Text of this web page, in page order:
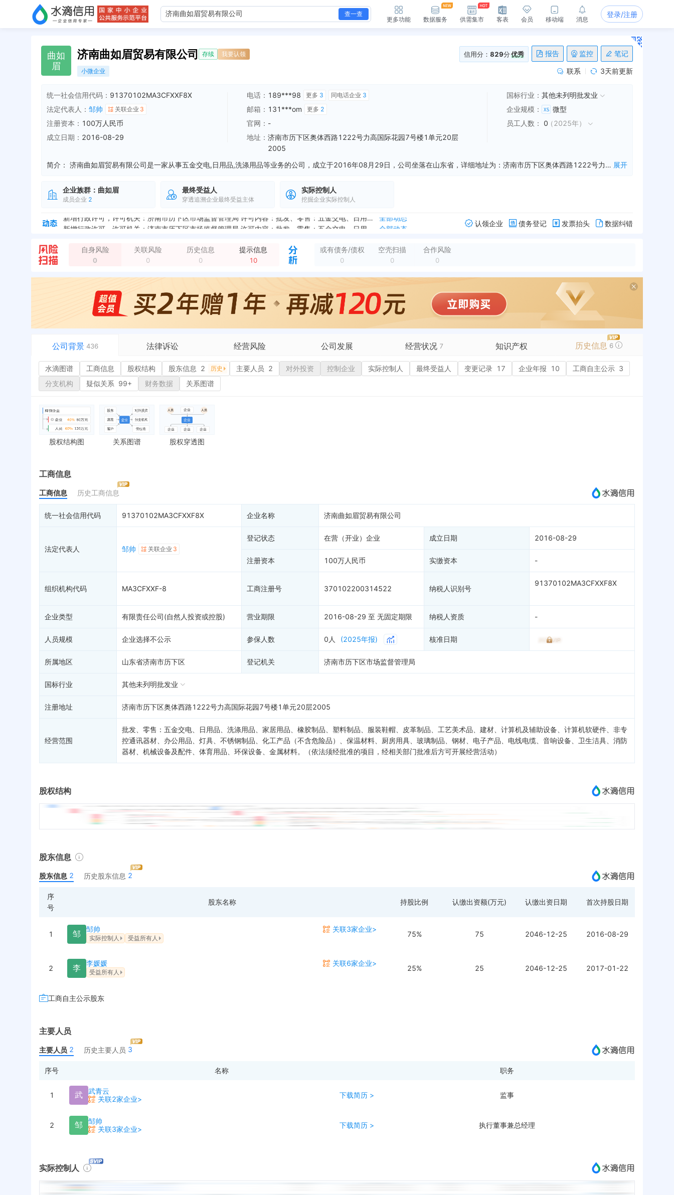
查一查
更多功能 数据服务 供需集市 客表 会员 移动端 消息
登录/注册
曲如
眉
济南曲如眉贸易有限公司 存续 我要认领 信用分： 829分优秀 报告 监控 笔记
小微企业 联系 3天前更新
统一社会信用代码： 91370102MA3CFXXF8X
法定代表人： 邹帅 关联企业 3
注册资本： 100万人民币
成立日期： 2016-08-29
电话： 189***98 更多 3 同电话企业 3
邮箱： 131***om 更多 2
官网： -
地址： 济南市历下区奥体西路1222号力高国际花园7号楼1单元20层
2005
国标行业： 其他未列明批发业
企业规模 ：
微型
员工人数 ： 0（2025年）
简介： 济南曲如眉贸易有限公司是一家从事五金交电,日用品,洗涤用品等业务的公司，成立于2016年08月29日，公司坐落在山东省，详细地址为：济南市历下区奥体西路1222号力高国际花园7号楼1单元20层2005;经国家企业信用信息公示系统查询得知，济南曲如眉贸易有限公司的信用代码/税号为91370102MA3CFXXF8X，法人是邹帅，注册资本为100.000000万，企业的经营范围为:批发、零售：五金交电、日用品、洗涤用品、家居用品、橡胶制品、塑料制品、服装鞋帽、皮革制品、工艺美术品、建材、计算机及辅助设备、计算机软硬件、非专控通讯器材、办公用品、灯具、不锈钢制品、化工产品（不含危险品）、保温材料、厨房用具、玻璃制品、钢材、电子产品、电线电缆、音响设备、卫生洁具、消防器材、机械设备及配件、体育用品、环保设备、金属材料。（依法须经批准的项目，经相关部门批准后方可开展经营活动） 展开
企业族群： 曲如眉
成员企业 2
最终受益人
穿透追溯企业最终受益主体
实际控制人
挖掘企业实际控制人
新增行政许可，许可机关：济南市历下区市场监督管理局 许可内容：批发、零售：五金交电、日用品、洗涤用品、家居用品、橡胶制品、塑料制品、服装鞋帽、皮革制品、工...
全部动态
企业地址变更，新增年报地址：济南市历下区奥体西路1222号力高国际花园7号楼1单元20层2005
全部动态
全部动态
认领企业 债务登记 发票抬头 数据纠错
自身风险
0
关联风险
0
历史信息
0
提示信息
10
或有债务/债权
0
空壳扫描
0
合作风险
0
公司背景 436 法律诉讼 经营风险 公司发展 经营状况 7 知识产权 历史信息 6
水滴图谱
工商信息
股东信息
历史
主要人员 2
对外投资
控制企业
最终受益人
企业年报
10
工商自主公示 3
财务数据
司法案件
立案信息
法院公告
裁判文书
送达公告
被执行人
终本案件
询价评估
司法协助
或有债务债权
注销备案
融资历史
招投标
信用评价
进出口信用
地块公示
客户
商标信息
成为vip查看
水滴图谱 工商信息 股权结构 股东信息 2 历史 主要人员 2 对外投资 控制企业 实际控制人 最终受益人 变更记录 17 企业年报 10 工商自主公示 3
分支机构
疑似关系 99+ 财务数据 关系图谱
股权结构图 关系图谱 股权穿透图
工商信息
工商信息 历史工商信息
统一社会信用代码 91370102MA3CFXXF8X 企业名称 济南曲如眉贸易有限公司
法定代表人 邹帅 关联企业 3
登记状态 在营（开业）企业 成立日期 2016-08-29
注册资本 100万人民币 实缴资本 -
组织机构代码 MA3CFXXF-8 工商注册号 370102200314522 纳税人识别号
91370102MA3CFXXF8X
企业类型 有限责任公司(自然人投资或控股) 营业期限 2016-08-29 至 无固定期限 纳税人资质 -
人员规模 企业选择不公示 参保人数 0人 (2025年报) 核准日期
所属地区 山东省济南市历下区 登记机关 济南市历下区市场监督管理局
国标行业 其他未列明批发业
注册地址 济南市历下区奥体西路1222号力高国际花园7号楼1单元20层2005
经营范围
批发、零售：五金交电、日用品、洗涤用品、家居用品、橡胶制品、塑料制品、服装鞋帽、皮革制品、工艺美术品、建材、计算机及辅助设备、计算机软硬件、非专
控通讯器材、办公用品、灯具、不锈钢制品、化工产品（不含危险品）、保温材料、厨房用具、玻璃制品、钢材、电子产品、电线电缆、音响设备、卫生洁具、消防
器材、机械设备及配件、体育用品、环保设备、金属材料。（依法须经批准的项目，经相关部门批准后方可开展经营活动）
股权结构
股东信息
股东信息 2 历史股东信息 2
序
号
股东名称 持股比例 认缴出资额(万元) 认缴出资日期 首次持股日期
1 邹
邹帅 关联3家企业>
实际控制人 受益所有人 75% 75 2046-12-25 2016-08-29
2 李
李媛媛 关联6家企业>
受益所有人 25% 25 2046-12-25 2017-01-22
工商自主公示股东
主要人员
主要人员 2 历史主要人员 3
序号 名称 职务
1 武
武青云
关联2家企业>
下载简历 > 监事
2 邹
邹帅
关联3家企业>
下载简历 > 执行董事兼总经理
实际控制人